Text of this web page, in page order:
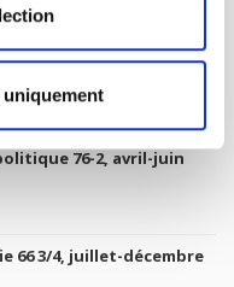
76-2, avril-juin
66 3/4, juillet-décembre